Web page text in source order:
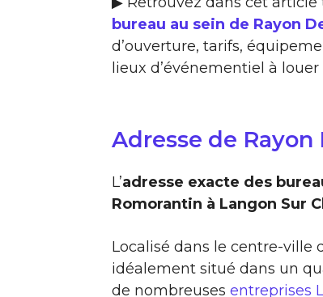
bureau au sein de Rayon
d’ouverture, tarifs,
lieux d’événementiel à
Adresse de Rayon
L’adresse exacte des
Romorantin à Langon Sur
Localisé dans le centre-ville
idéalement situé dans un
de nombreuses entreprises